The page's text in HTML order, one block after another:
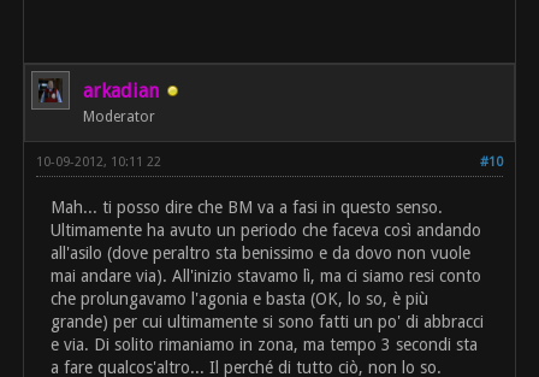
arkadian
Moderator
#10
10-09-2012, 10:11 22
Mah... ti posso dire che BM va a fasi in questo senso.
Ultimamente ha avuto un periodo che faceva così andando
all'asilo (dove peraltro sta benissimo e da dovo non vuole
mai andare via). All'inizio stavamo lì, ma ci siamo resi conto
che prolungavamo l'agonia e basta (OK, lo so, è più
grande) per cui ultimamente si sono fatti un po' di abbracci
e via. Di solito rimaniamo in zona, ma tempo 3 secondi sta
a fare qualcos'altro... Il perché di tutto ciò, non lo so.